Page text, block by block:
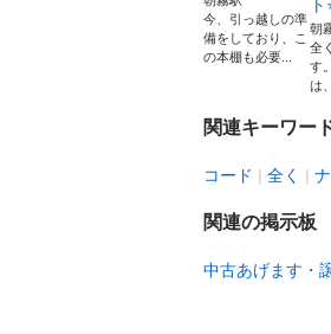
今、引っ越しの準
備をしており、こ
の本棚も必要...
ト
朝
全
す
は
関連キーワー
コード 全く
関連の掲示板
中古あげます・